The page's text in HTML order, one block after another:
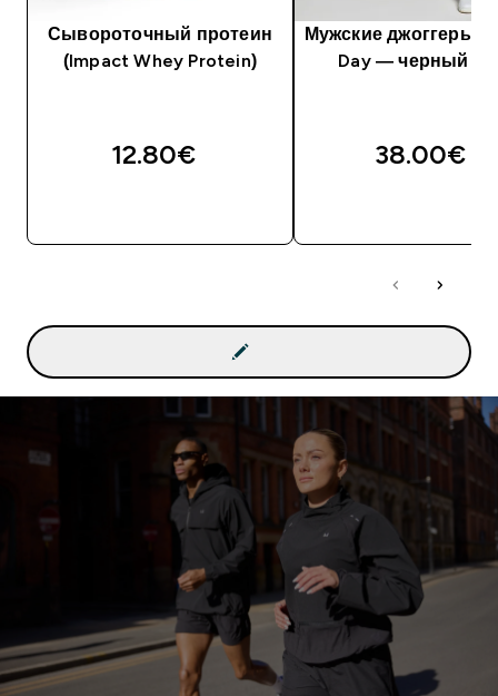
Сывороточный протеин
(Impact Whey Protein)
12.80€‎
Мужские джоггеры
Day — черный
38.00€‎